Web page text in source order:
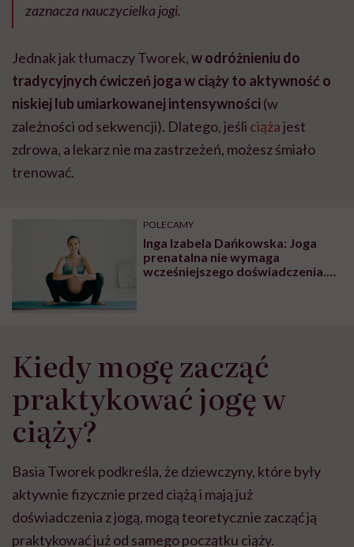
zaznacza nauczycielka jogi.
Jednak jak tłumaczy Tworek,w odróżnieniu do
tradycyjnych ćwiczeń joga w ciąży to aktywność o
niskiej lub umiarkowanej intensywności (w
zależności od sekwencji). Dlatego, jeśli ciążajest
zdrowa, a lekarz nie ma zastrzeżeń, możesz śmiało
trenować.
POLECAMY
Inga Izabela Dańkowska: Joga
prenatalna nie wymaga
wcześniejszego doświadczenia.
Kiedy mogę zacząć
praktykować jogę w
ciąży?
Basia Tworek podkreśla, że dziewczyny, które były
aktywnie fizycznie przed ciążą i mają już
doświadczenia z jogą, mogą teoretycznie zacząć ją
praktykować już od samego początku ciąży.